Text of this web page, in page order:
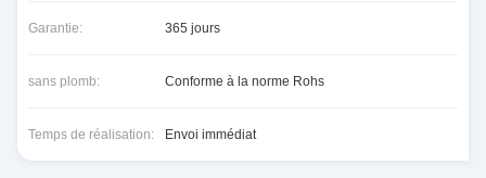
Garantie: 365 jours
sans plomb: Conforme à la norme Rohs
Temps de réalisation: Envoi immédiat